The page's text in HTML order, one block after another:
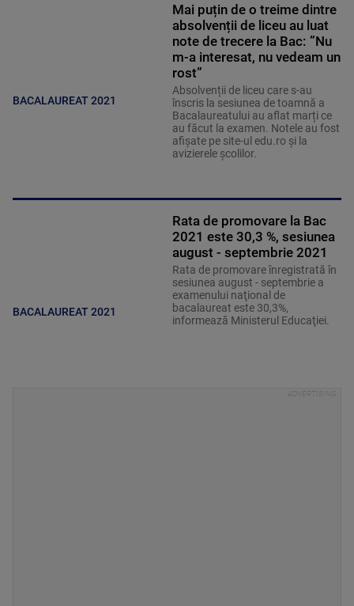
BACALAUREAT 2021
Mai puțin de o treime dintre
absolvenții de liceu au luat
note de trecere la Bac: ”Nu
m-a interesat, nu vedeam un
rost”
Absolvenții de liceu care s-au
înscris la sesiunea de toamnă a
Bacalaureatului au aflat marți ce
au făcut la examen. Notele au fost
afișate pe site-ul edu.ro și la
avizierele școlilor.
BACALAUREAT 2021
Rata de promovare la Bac
2021 este 30,3 %, sesiunea
august - septembrie 2021
Rata de promovare înregistrată în
sesiunea august - septembrie a
examenului naţional de
bacalaureat este 30,3%,
informează Ministerul Educaţiei.